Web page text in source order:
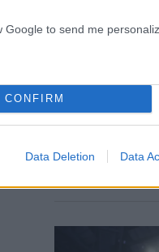
Google to send me
CONFIRM
Data Deletion Data
10:3110.01.26
Ο Κέβιν
ανέβηκε
λίστας
Ιστορικό